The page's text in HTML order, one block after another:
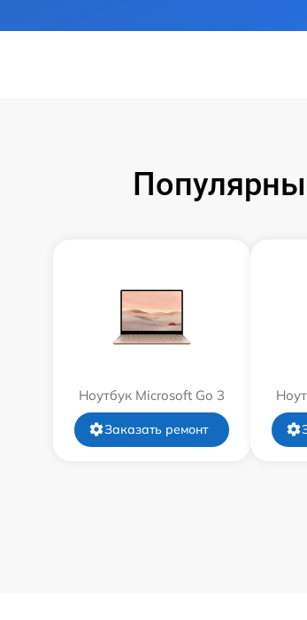
Ноутбук Microsoft Go 3
Заказать ремонт